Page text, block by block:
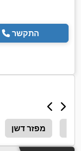
התקשר
מפזר דשן